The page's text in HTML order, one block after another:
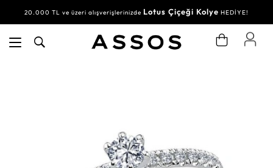
20.000 TL ve üzeri alışverişlerinizde Lotus Çiçeği Kolye HEDİYE!